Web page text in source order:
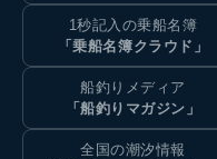
1秒記入の乗船名簿
「乗船名簿クラウド」
船釣りメディア
「船釣りマガジン」
全国の潮汐情報